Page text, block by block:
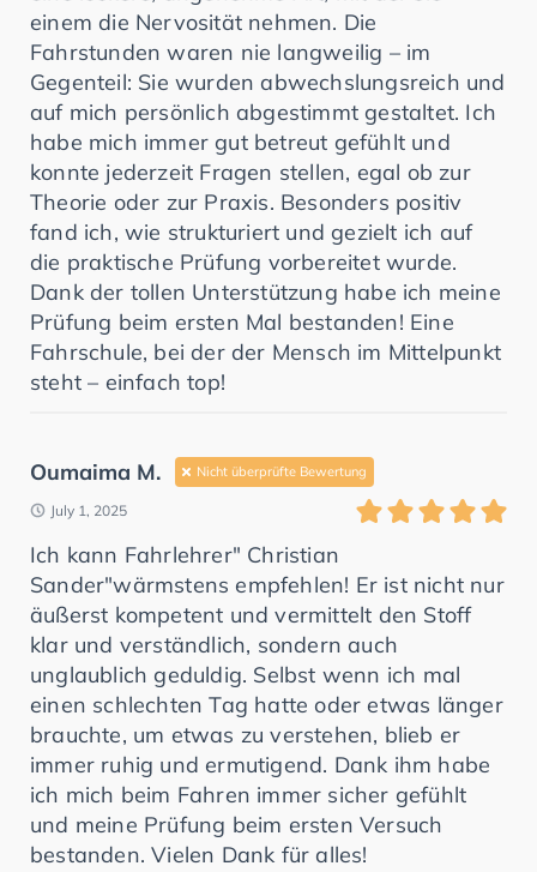
einem die Nervosität nehmen. Die
Fahrstunden waren nie langweilig – im
Gegenteil: Sie wurden abwechslungsreich und
auf mich persönlich abgestimmt gestaltet. Ich
habe mich immer gut betreut gefühlt und
konnte jederzeit Fragen stellen, egal ob zur
Theorie oder zur Praxis. Besonders positiv
fand ich, wie strukturiert und gezielt ich auf
die praktische Prüfung vorbereitet wurde.
Dank der tollen Unterstützung habe ich meine
Prüfung beim ersten Mal bestanden! Eine
Fahrschule, bei der der Mensch im Mittelpunkt
steht – einfach top!
Oumaima M. Nicht überprüfte Bewertung
July 1, 2025
Ich kann Fahrlehrer" Christian
Sander"wärmstens empfehlen! Er ist nicht nur
äußerst kompetent und vermittelt den Stoff
klar und verständlich, sondern auch
unglaublich geduldig. Selbst wenn ich mal
einen schlechten Tag hatte oder etwas länger
brauchte, um etwas zu verstehen, blieb er
immer ruhig und ermutigend. Dank ihm habe
ich mich beim Fahren immer sicher gefühlt
und meine Prüfung beim ersten Versuch
bestanden. Vielen Dank für alles!